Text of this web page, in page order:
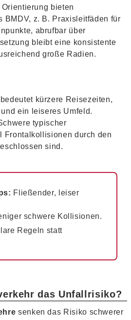
bieten
BMDV, z. B. Praxisleitfäden für
abrufbar über
bleibt eine konsistente
große Radien.
kürzere Reisezeiten,
ein leiseres Umfeld.
typischer
Frontalkollisionen durch den
sind.
Fließender, leiser
schwere Kollisionen.
Regeln statt
das Unfallrisiko?
senken das Risiko schwerer